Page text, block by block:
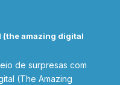
amazing digital
de surpresas com
(The Amazing